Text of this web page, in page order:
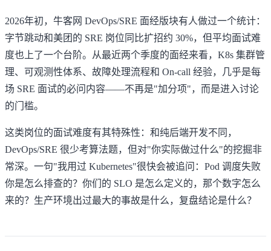
2026年初，牛客网 DevOps/SRE 面经版块有人做过一个统计：
字节跳动和美团的 SRE 岗位同比扩招约 30%，但平均面试难
度也上了一个台阶。从最近两个季度的面经来看，K8s 集群管
理、可观测性体系、故障处理流程和 On-call 经验，几乎是每
场 SRE 面试的必问内容——不再是"加分项"，而是进入讨论
的门槛。
这类岗位的面试难度有其特殊性：和纯后端开发不同，
DevOps/SRE 很少考算法题，但对"你实际做过什么"的挖掘非
常深。一句"我用过 Kubernetes"很快会被追问：Pod 调度失败
你是怎么排查的？你们的 SLO 是怎么定义的，那个数字怎么
来的？生产环境出过最大的事故是什么，复盘结论是什么？